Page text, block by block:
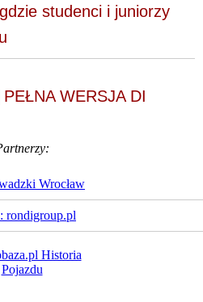
studenci i juniorzy
PEŁNA WERSJA DI
Wrocław
rondigroup.pl